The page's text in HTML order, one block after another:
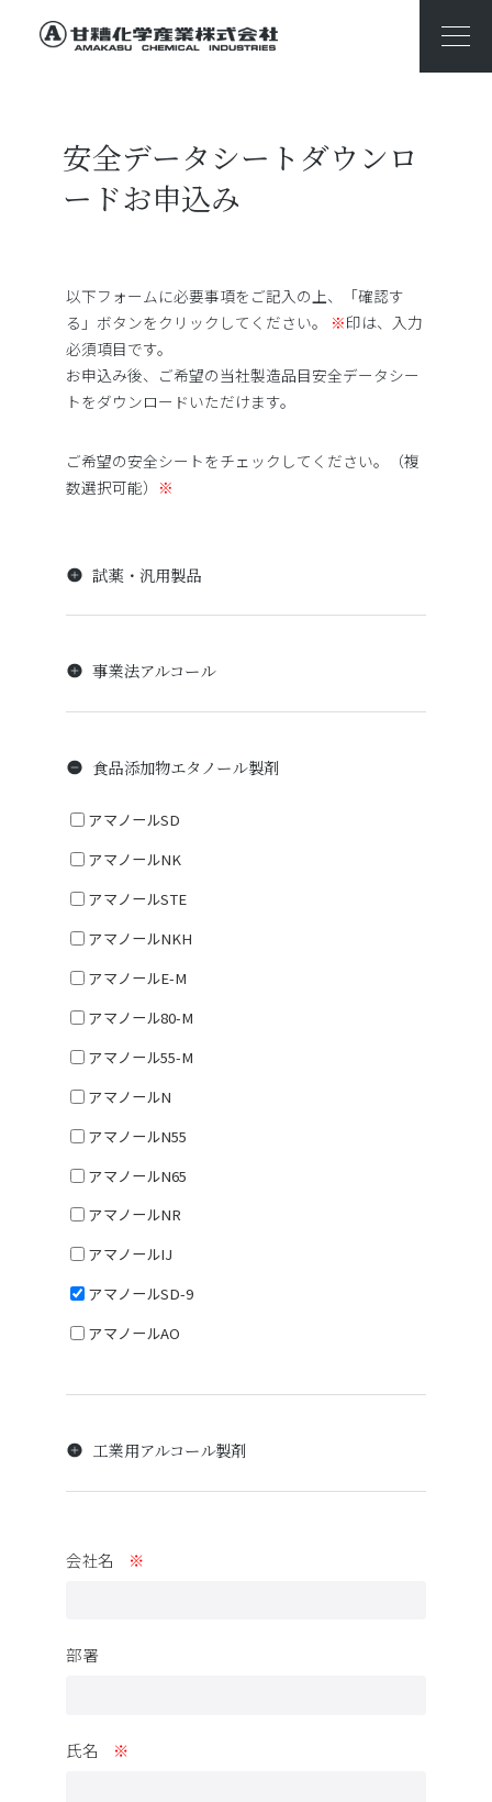
安全データシートダウンロ
ードお申込み
以下フォームに必要事項をご記入の上、「確認す
る」ボタンをクリックしてください。
※印は、入力
必須項目です。
お申込み後、ご希望の当社製造品目安全データシー
トをダウンロードいただけます。
ご希望の安全シートをチェックしてください。（複
数選択可能） ※
試薬・汎用製品
事業法アルコール
食品添加物エタノール製剤
アマノールSD
アマノールNK
アマノールSTE
アマノールNKH
アマノールE-M
アマノール80-M
アマノール55-M
アマノールN
アマノールN55
アマノールN65
アマノールNR
アマノールIJ
アマノールSD-9
アマノールAO
工業用アルコール製剤
会社名 ※
部署
氏名 ※